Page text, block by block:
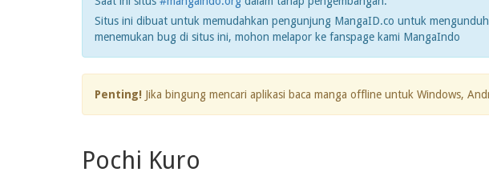
Situs ini dibuat untuk memudahkan pengunjung MangaID.co untuk
menemukan bug di situs ini, mohon melapor ke fanspage kami MangaIndo
Penting! Jika bingung mencari aplikasi baca manga offline untuk Windows,
Pochi Kuro